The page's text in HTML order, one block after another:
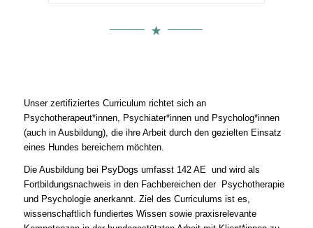
Unser zertifiziertes Curriculum richtet sich an
Psychotherapeut*innen, Psychiater*innen und Psycholog*innen
(auch in Ausbildung), die ihre Arbeit durch den gezielten Einsatz
eines Hundes bereichern möchten.
Die Ausbildung bei PsyDogs umfasst 142 AE und wird als
Fortbildungsnachweis in den Fachbereichen der Psychotherapie
und Psychologie anerkannt. Ziel des Curriculums ist es,
wissenschaftlich fundiertes Wissen sowie praxisrelevante